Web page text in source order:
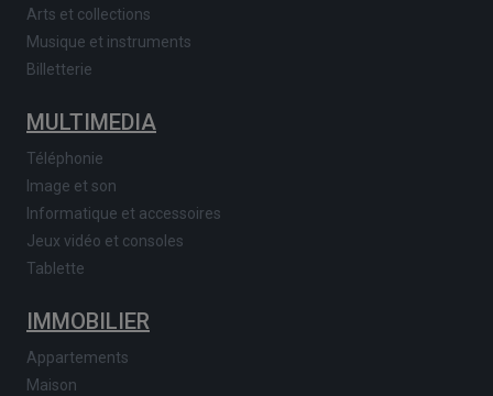
Arts et collections
Musique et instruments
Billetterie
MULTIMEDIA
Téléphonie
Image et son
Informatique et accessoires
Jeux vidéo et consoles
Tablette
IMMOBILIER
Appartements
Maison